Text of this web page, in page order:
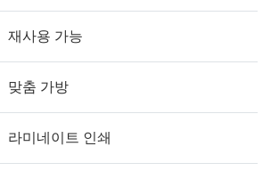
재사용 가능
맞춤 가방
라미네이트 인쇄